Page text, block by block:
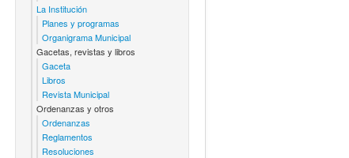
La Institución
Planes y programas
Organigrama Municipal
Gacetas, revistas y libros
Gaceta
Libros
Revista Municipal
Ordenanzas y otros
Ordenanzas
Reglamentos
Resoluciones